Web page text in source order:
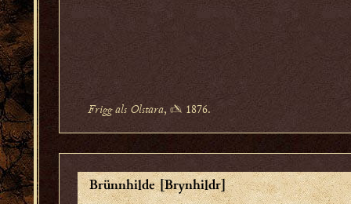
Frigg als Olstara, ✍ 1876.
Brünnhilde [Brynhildr]